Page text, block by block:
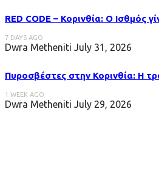
RED CODE – Κορινθία: Ο Ισθμός
7 DAYS AGO
Dwra Metheniti July 31, 2026
Πυροσβέστες στην Κορινθία: Η
1 WEEK AGO
Dwra Metheniti July 29, 2026